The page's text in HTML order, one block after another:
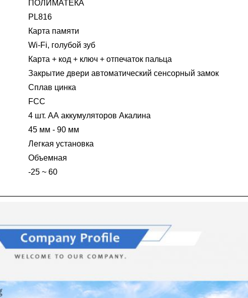
ПОЛИМАТЕКА
PL816
Карта памяти
Wi-Fi, голубой зуб
Карта + код + ключ + отпечаток пальца
Закрытие двери автоматический сенсорный замок
Сплав цинка
FCC
4 шт. АА аккумуляторов Акалина
45 мм - 90 мм
Легкая установка
Объемная
-25 ~ 60